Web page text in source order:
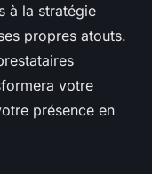
à la stratégie
propres atouts.
votre
présence en